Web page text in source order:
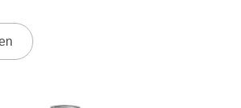
Ist. Das Luftlose Design